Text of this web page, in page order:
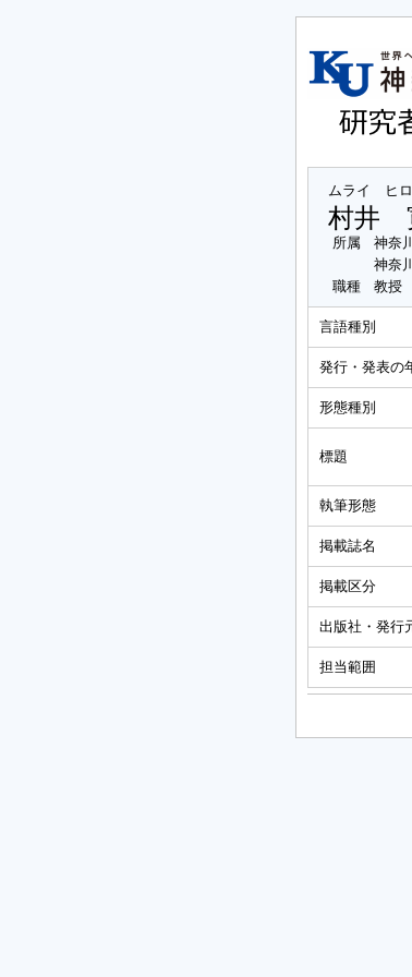
ムライ ヒ
村井
所属
神奈
神奈
職種
教授
言語種別
発行・発表の
形態種別
標題
執筆形態
掲載誌名
掲載区分
出版社・発行
担当範囲